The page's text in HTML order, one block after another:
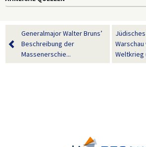
Generalmajor Walter Bruns’
Beschreibung der
Massenerschie...
Weltkrieg